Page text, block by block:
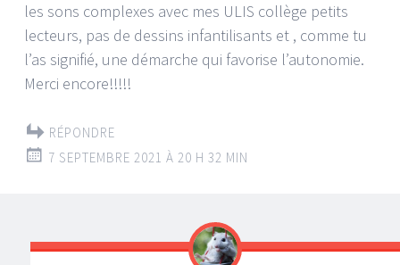
les sons complexes avec mes ULIS collège petits
lecteurs, pas de dessins infantilisants et , comme tu
l’as signifié, une démarche qui favorise l’autonomie.
Merci encore!!!!!
RÉPONDRE
7 SEPTEMBRE 2021 À 20 H 32 MIN